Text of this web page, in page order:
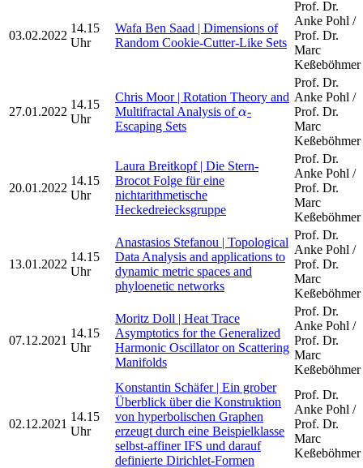
03.02.2022
14.15
Uhr
Wafa Ben Saad | Dimensions of
Random Cookie-Cutter-Like Sets
Prof. Dr.
Anke Pohl /
Prof. Dr.
Marc
Keßeböhmer
27.01.2022
14.15
Uhr
Chris Moor | Rotation Theory and
Multifractal Analysis ofα
α-
Escaping Sets
Prof. Dr.
Anke Pohl /
Prof. Dr.
Marc
Keßeböhmer
20.01.2022
14.15
Uhr
Laura Breitkopf | Die Stern-
Brocot Folge für eine
nichtarithmetische
Heckedreiecksgruppe
Prof. Dr.
Anke Pohl /
Prof. Dr.
Marc
Keßeböhmer
13.01.2022
14.15
Uhr
Anastasios Stefanou | Topological
Data Analysis and applications to
dynamic metric spaces and
phyloenetic networks
Prof. Dr.
Anke Pohl /
Prof. Dr.
Marc
Keßeböhmer
07.12.2021
14.15
Uhr
Moritz Doll | Heat Trace
Asymptotics for the Generalized
Harmonic Oscillator on Scattering
Manifolds
Prof. Dr.
Anke Pohl /
Prof. Dr.
Marc
Keßeböhmer
02.12.2021
14.15
Uhr
Konstantin Schäfer | Ein grober
Überblick über die Konstruktion
von hyperbolischen Graphen
erzeugt durch eine Beispielklasse
selbst-affiner IFS und darauf
definierte Dirichlet-Formen
Prof. Dr.
Anke Pohl /
Prof. Dr.
Marc
Keßeböhmer